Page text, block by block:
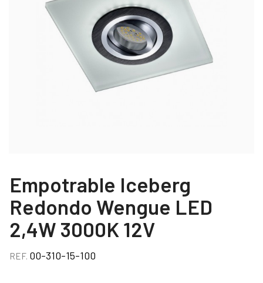
Empotrable Iceberg
Redondo Wengue LED
2,4W 3000K 12V
REF. 00-310-15-100